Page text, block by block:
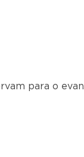
para o